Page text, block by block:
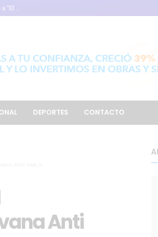
aguaca...
Méx...
Gobier...
int...
...
... DEPORTES CONTACTO
Anti